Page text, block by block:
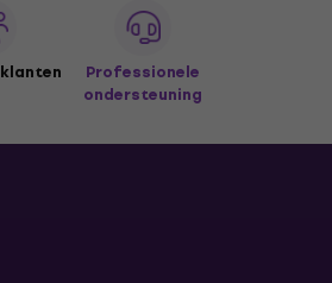
Professionele
ondersteuning